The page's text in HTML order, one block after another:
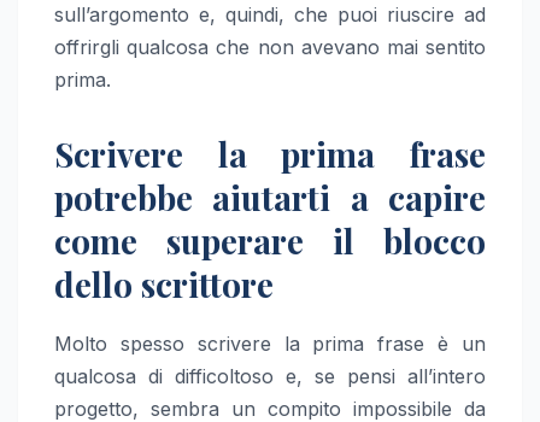
sull’argomento e, quindi, che puoi riuscire ad
offrirgli qualcosa che non avevano mai sentito
prima.
Scrivere la prima frase
potrebbe aiutarti a capire
come superare il blocco
dello scrittore
Molto spesso scrivere la prima frase è un
qualcosa di difficoltoso e, se pensi all’intero
progetto, sembra un compito impossibile da